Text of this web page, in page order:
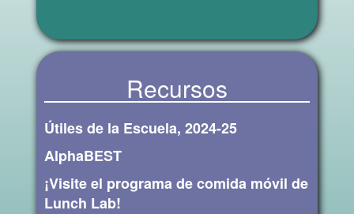
Recursos
Útiles de la Escuela, 2024-25
AlphaBEST
¡Visite el programa de comida móvil de
Lunch Lab!